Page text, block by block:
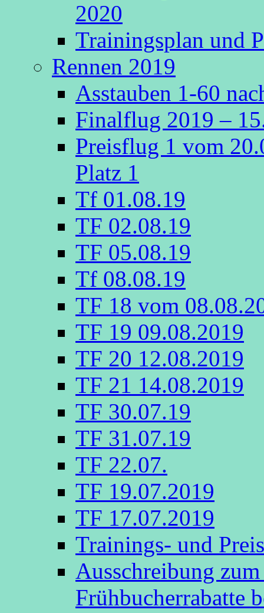
2020
Trainingsplan und
Rennen 2019
Asstauben 1-60
Finalflug 2019 –
Preisflug 1 vom
Platz 1
Tf 01.08.19
TF 02.08.19
TF 05.08.19
Tf 08.08.19
TF 18 vom
TF 19 09.08.2019
TF 20 12.08.2019
TF 21 14.08.2019
TF 30.07.19
TF 31.07.19
TF 22.07.
TF 19.07.2019
TF 17.07.2019
Trainings- und
Ausschreibung
Frühbucherrabatte